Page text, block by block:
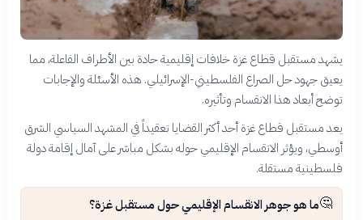
يشهد مستقبل قطاع غزة خلافات إقليمية حادة بين الأطراف الفاعلة، مما
يعيق جهود حل الصراع الفلسطيني-الإسرائيلي. هذه الأسئلة والإجابات
توضح أبعاد هذا الانقسام وتأثيره.
يعد مستقبل قطاع غزة أحد أكثر القضايا تعقيداً في المشهد السياسي الشرق
أوسطي، ويؤثر الانقسام الإقليمي حوله بشكل مباشر على آمال إقامة دولة
فلسطينية مستقلة.
🤔ما هو جوهر الانقسام الإقليمي حول مستقبل غزة؟